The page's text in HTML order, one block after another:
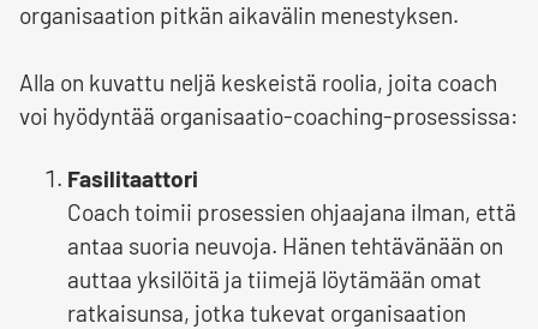
organisaation pitkän aikavälin menestyksen.
Alla on kuvattu neljä keskeistä roolia, joita coach
voi hyödyntää organisaatio-coaching-prosessissa:
Fasilitaattori
Coach toimii prosessien ohjaajana ilman, että
antaa suoria neuvoja. Hänen tehtävänään on
auttaa yksilöitä ja tiimejä löytämään omat
ratkaisunsa, jotka tukevat organisaation